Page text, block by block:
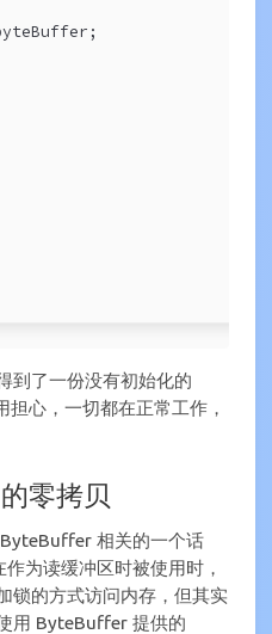
到了一份没有初始化的
心，一切都在正常工作，
零拷贝
相关的一个话
为读缓冲区时被使用时，
锁的方式访问内存，但其实
用 ByteBuffer 提供的